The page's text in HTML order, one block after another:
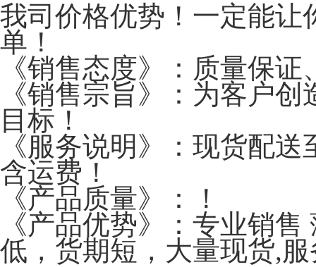
我司价格优势！一定能让
单！
《销售态度》：质量保
《销售宗旨》：为客户
目标！
《服务说明》：现货配
含运费！
《产品质量》：！
《产品优势》：专业销
低，货期短，大量现货,